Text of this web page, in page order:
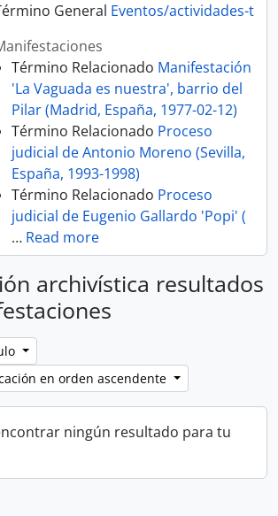
General Eventos/actividades-t
Término Relacionado Manifestación
'La Vaguada es nuestra', barrio del
Pilar (Madrid, España, 1977-02-12)
Término Relacionado Proceso
judicial de Antonio Moreno (Sevilla,
España, 1993-1998)
Término Relacionado Proceso
judicial de Eugenio Gallardo 'Popi' (
… Read more
archivística resultados
en orden ascendente
ningún resultado para tu